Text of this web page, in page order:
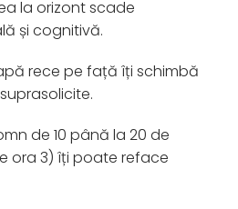
la orizont scade
și cognitivă.
rece pe față îți schimbă
de 10 până la 20 de
ora 3) îți poate reface